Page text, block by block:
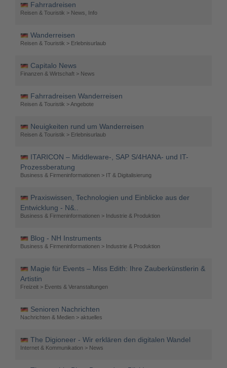
Fahrradreisen
Reisen & Touristik > News, Info
Wanderreisen
Reisen & Touristik > Erlebnisurlaub
Capitalo News
Finanzen & Wirtschaft > News
Fahrradreisen Wanderreisen
Reisen & Touristik > Angebote
Neuigkeiten rund um Wanderreisen
Reisen & Touristik > Erlebnisurlaub
ITARICON – Middleware-, SAP S/4HANA- und IT-
Prozessberatung
Business & Firmeninformationen > IT & Digitalisierung
Praxiswissen, Technologien und Einblicke aus der
Entwicklung - N&..
Business & Firmeninformationen > Industrie & Produktion
Blog - NH Instruments
Business & Firmeninformationen > Industrie & Produktion
Magie für Events – Miss Edith: Ihre Zauberkünstlerin &
Artistin
Freizeit > Events & Veranstaltungen
Senioren Nachrichten
Nachrichten & Medien > aktuelles
The Digioneer - Wir erklären den digitalen Wandel
Internet & Kommunikation > News